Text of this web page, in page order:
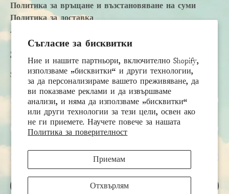
Съгласие за бисквитки
Ние и нашите партньори, включително Shopify,
използваме „бисквитки“ и други технологии,
за да персонализираме вашето преживяване, да
ви показваме реклами и да извършваме
анализи, и няма да използваме „бисквитки“
или други технологии за тези цели, освен ако
не ги приемете. Научете повече за нашата
Политика за поверителност
Приемам
Отхвърлям
Политика за връщане и възстановяване на суми
Политика за доставка
Accessibility Statement
Subscribe
Sign up to receive the latest news & connect with your stylist
Първо име
Фамилия
Имейл
РЕГИСТРИРАЙ СЕ